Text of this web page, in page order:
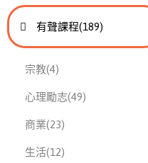
進入
有聲課程此分類有
(189)
宗教此分類有
(4)
心理勵志此分類有
(49)
商業此分類有
(23)
生活此分類有
(12)